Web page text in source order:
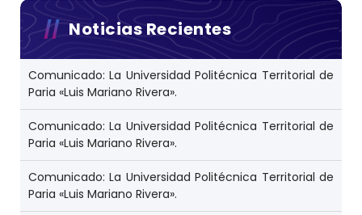
Noticias Recientes
Comunicado: La Universidad Politécnica Territorial de
Paria «Luis Mariano Rivera».
Comunicado: La Universidad Politécnica Territorial de
Paria «Luis Mariano Rivera».
Comunicado: La Universidad Politécnica Territorial de
Paria «Luis Mariano Rivera».